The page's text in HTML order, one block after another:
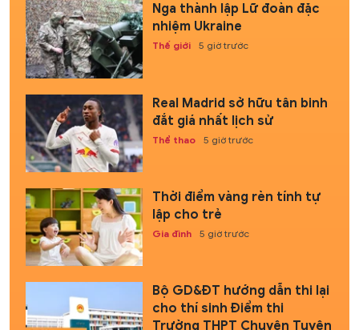
Nga thành lập Lữ đoàn đặc
nhiệm Ukraine
Thế giới 5 giờ trước
Real Madrid sở hữu tân binh
đắt giá nhất lịch sử
Thể thao 5 giờ trước
Thời điểm vàng rèn tính tự
lập cho trẻ
Gia đình 5 giờ trước
Bộ GD&ĐT hướng dẫn thi lại
cho thí sinh Điểm thi
Trường THPT Chuyên Tuyên